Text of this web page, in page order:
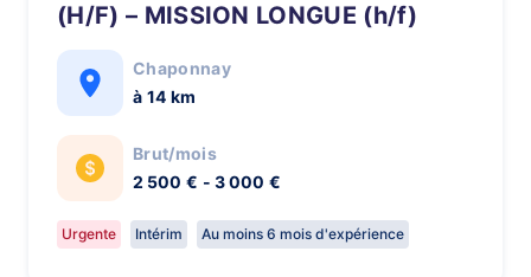
(H/F) – MISSION LONGUE (h/f)
Chaponnay
à 14 km
Brut/mois
2 500 € - 3 000 €
Urgente Intérim Au moins 6 mois d'expérience